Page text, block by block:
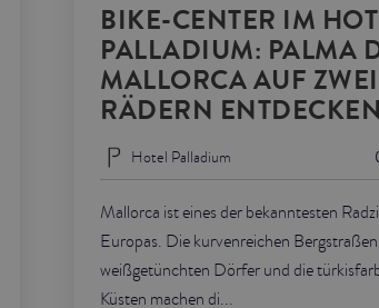
BIKE-CENTER IM
PALLADIUM: PALMA
MALLORCA AUF ZWEI
RÄDERN ENTDECKEN
Hotel Palladium
Mallorca ist eines der bekanntesten
Europas. Die kurvenreichen
weißgetünchten Dörfer und die
Küsten machen di...